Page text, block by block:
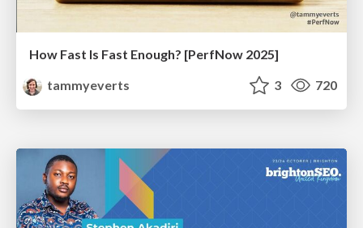
How Fast Is Fast Enough? [PerfNow 2025]
tammyeverts
3 720